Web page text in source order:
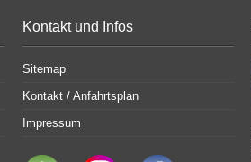
Kontakt und Infos
Sitemap
Kontakt / Anfahrtsplan
Impressum